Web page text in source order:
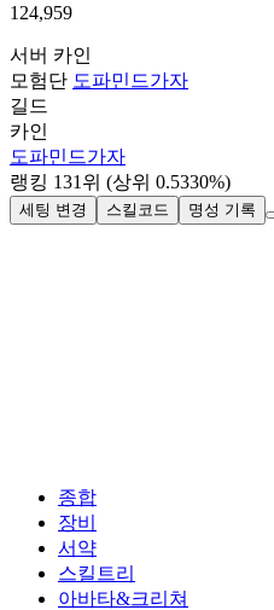
124,959
서버 카인
모험단 도파민드가자
길드
카인
도파민드가자
랭킹 131 위 (상위 0.5330%)
세팅 변경 스킬코드 명성 기록
종합
장비
서약
스킬트리
아바타&크리쳐